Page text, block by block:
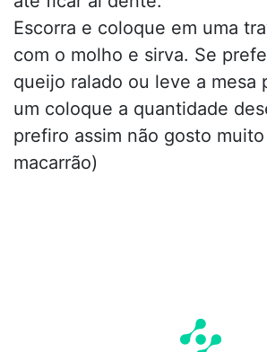
Escorra e coloque em uma
com o molho e sirva. Se
queijo ralado ou leve a mesa
um coloque a quantidade
prefiro assim não gosto
macarrão)